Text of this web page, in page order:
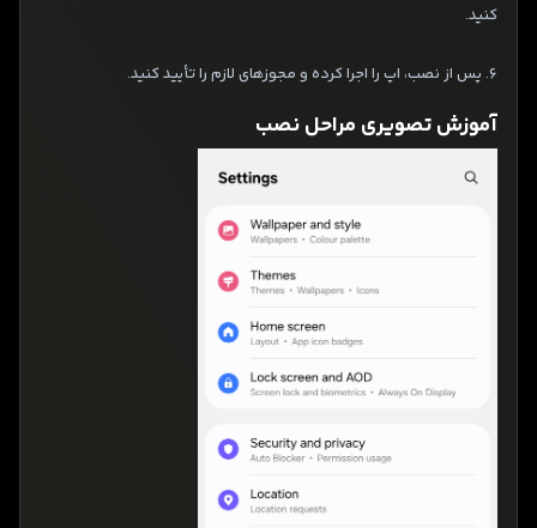
کنید.
6. پس از نصب، اپ را اجرا کرده و مجوزهای لازم را تأیید کنید.
آموزش تصویری مراحل نصب